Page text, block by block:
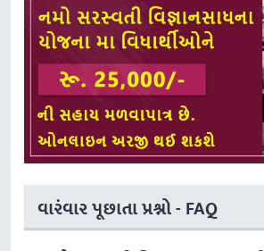
વારંવાર પૂછાતા પ્રશ્નો - FAQ